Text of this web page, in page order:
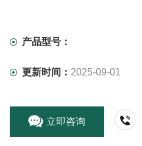
产品型号：
更新时间： 2025-09-01
立即咨询